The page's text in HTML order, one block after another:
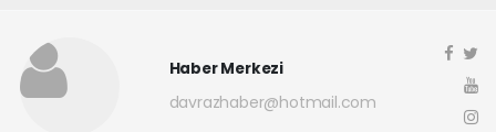
Haber Merkezi
davrazhaber@hotmail.com